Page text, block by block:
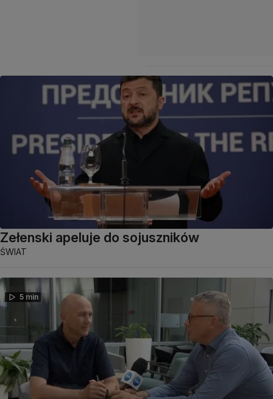
Zełenski apeluje do sojuszników
ŚWIAT
5 min